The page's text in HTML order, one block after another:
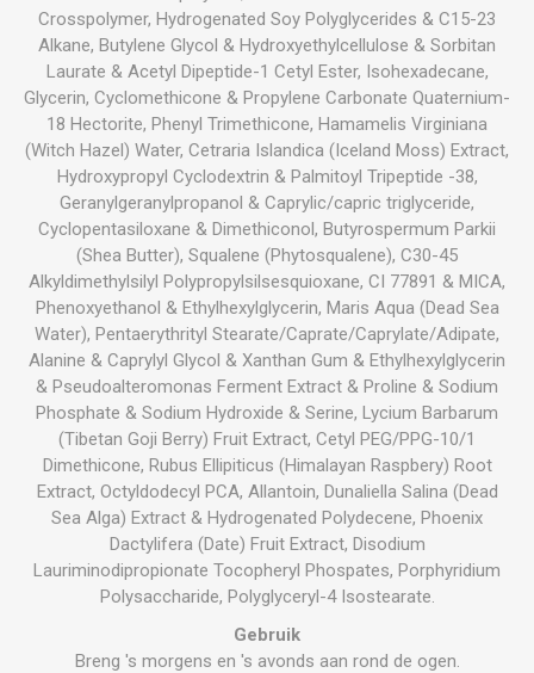
Crosspolymer, Hydrogenated Soy Polyglycerides & C15-23
Alkane, Butylene Glycol & Hydroxyethylcellulose & Sorbitan
Laurate & Acetyl Dipeptide-1 Cetyl Ester, Isohexadecane,
Glycerin, Cyclomethicone & Propylene Carbonate Quaternium-
18 Hectorite, Phenyl Trimethicone, Hamamelis Virginiana
(Witch Hazel) Water, Cetraria Islandica (Iceland Moss) Extract,
Hydroxypropyl Cyclodextrin & Palmitoyl Tripeptide -38,
Geranylgeranylpropanol & Caprylic/capric triglyceride,
Cyclopentasiloxane & Dimethiconol, Butyrospermum Parkii
(Shea Butter), Squalene (Phytosqualene), C30-45
Alkyldimethylsilyl Polypropylsilsesquioxane, CI 77891 & MICA,
Phenoxyethanol & Ethylhexylglycerin, Maris Aqua (Dead Sea
Water), Pentaerythrityl Stearate/Caprate/Caprylate/Adipate,
Alanine & Caprylyl Glycol & Xanthan Gum & Ethylhexylglycerin
& Pseudoalteromonas Ferment Extract & Proline & Sodium
Phosphate & Sodium Hydroxide & Serine, Lycium Barbarum
(Tibetan Goji Berry) Fruit Extract, Cetyl PEG/PPG-10/1
Dimethicone, Rubus Ellipiticus (Himalayan Raspbery) Root
Extract, Octyldodecyl PCA, Allantoin, Dunaliella Salina (Dead
Sea Alga) Extract & Hydrogenated Polydecene, Phoenix
Dactylifera (Date) Fruit Extract, Disodium
Lauriminodipropionate Tocopheryl Phospates, Porphyridium
Polysaccharide, Polyglyceryl-4 Isostearate.
Gebruik
Breng 's morgens en 's avonds aan rond de ogen.